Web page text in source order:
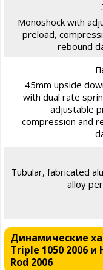
Monoshock with
preload,
rebound
45mm upside
with dual rate
adjustable
compression and
Tubular, fabricated
alloy
Динамические
Triple 1050 2006 и
Rod 2006